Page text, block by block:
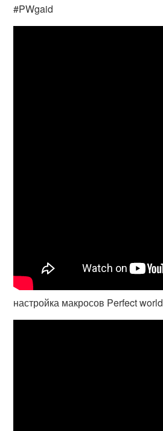
#PWgaid
настройка макросов Perfect world